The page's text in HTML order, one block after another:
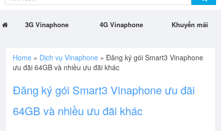
3G Vinaphone 4G Vinaphone Khuyến mãi
Home » Dịch vụ Vinaphone » Đăng ký gói Smart3 Vinaphone
ưu đãi 64GB và nhiều ưu đãi khác
Đăng ký gói Smart3 Vinaphone ưu đãi
64GB và nhiều ưu đãi khác